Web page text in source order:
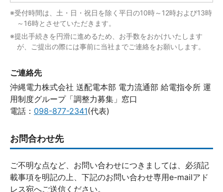
※受付時間は、土・日・祝日を除く平日の10時～12時および13時
～16時とさせていただきます。
※提出手続きを円滑に進めるため、お手数をおかけいたします
が、ご提出の際には事前に当社までご連絡をお願いします。
ご連絡先
沖縄電力株式会社 送配電本部 電力流通部 給電指令所 運
用制度グループ「調整力募集」窓口
電話： 098-877-2341(代表)
お問合わせ先
ご不明な点など、お問い合わせにつきましては、必須記
載事項を明記の上、下記のお問い合わせ専用e-mailアド
レス宛へご送信ください。